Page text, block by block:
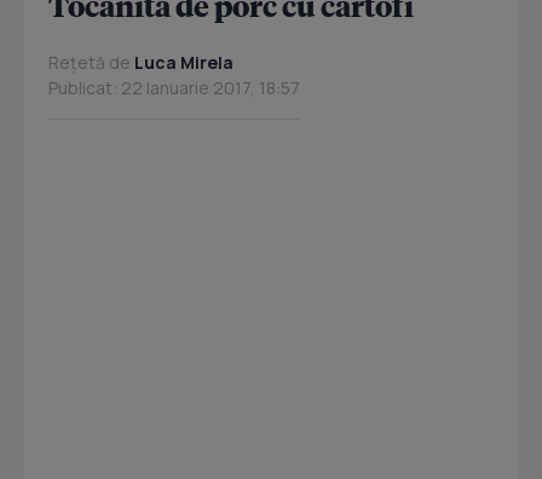
Rețetă de Luca Mirela
Publicat: 22 Ianuarie 2017, 18:57